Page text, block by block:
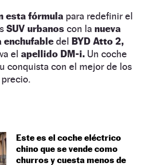
esta fórmula para redefinir el
SUV urbanos con la nueva
enchufable del BYD Atto 2,
el apellido DM-i. Un coche
conquista con el mejor de los
Este es el coche eléctrico
chino que se vende como
churros y cuesta menos de